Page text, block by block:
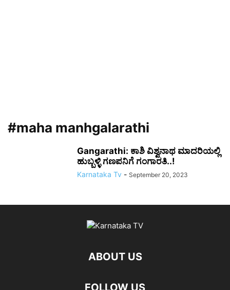
#maha manhgalarathi
Gangarathi: ಕಾಶಿ ವಿಶ್ವನಾಥ ಮಾದರಿಯಲ್ಲಿ
ಹುಬ್ಬಳ್ಳಿ ಗಣಪನಿಗೆ ಗಂಗಾರತಿ..!
Karnataka Tv - September 20, 2023
ABOUT US
FOLLOW US